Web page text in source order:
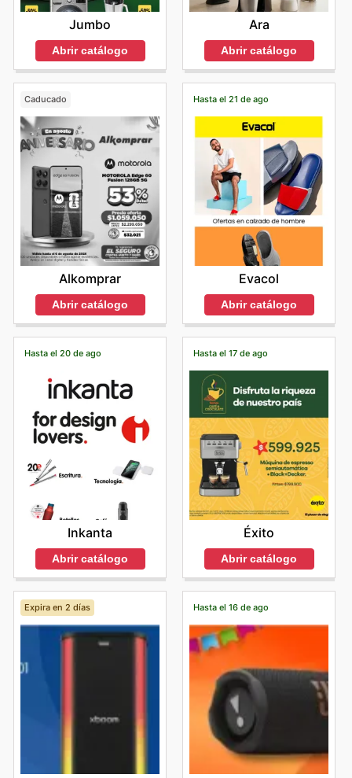
Jumbo
Abrir catálogo
Ara
Abrir catálogo
Caducado
Alkomprar
Abrir catálogo
Hasta el 21 de ago
Evacol
Abrir catálogo
Hasta el 20 de ago
Inkanta
Abrir catálogo
Hasta el 17 de ago
Éxito
Abrir catálogo
Expira en 2 días Hasta el 16 de ago